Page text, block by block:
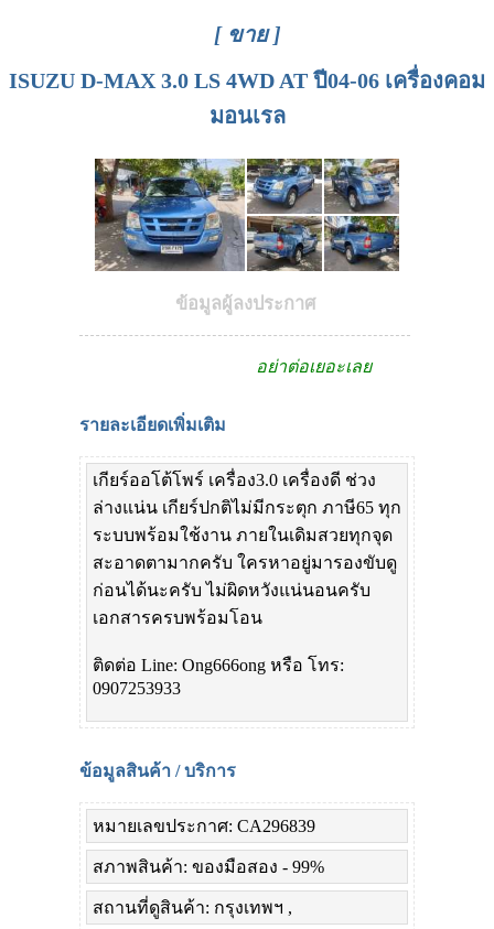
[ ขาย ]
ISUZU D-MAX 3.0 LS 4WD AT ปี04-06 เครื่องคอม
มอนเรล
ข้อมูลผู้ลงประกาศ
อย่าต่อเยอะเลย
รายละเอียดเพิ่มเติม
เกียร์ออโต้โพร์ เครื่อง3.0 เครื่องดี ช่วง
ล่างแน่น เกียร์ปกติไม่มีกระตุก ภาษี65 ทุก
ระบบพร้อมใช้งาน ภายในเดิมสวยทุกจุด
สะอาดตามากครับ ใครหาอยู่มารองขับดู
ก่อนได้นะครับ ไม่ผิดหวังแน่นอนครับ
เอกสารครบพร้อมโอน
ติดต่อ Line: Ong666ong หรือ โทร:
0907253933
ข้อมูลสินค้า / บริการ
หมายเลขประกาศ: CA296839
สภาพสินค้า: ของมือสอง - 99%
สถานที่ดูสินค้า: กรุงเทพฯ ,